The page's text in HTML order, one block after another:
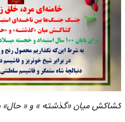
کشاکش میان «گذشته » و « حال»